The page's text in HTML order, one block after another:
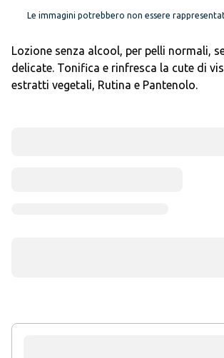
Le immagini potrebbero non essere
Lozione senza alcool, per pelli normali,
delicate. Tonifica e rinfresca la cute di
estratti vegetali, Rutina e Pantenolo.